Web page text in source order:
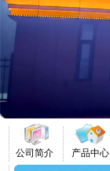
公司简介 产品中心